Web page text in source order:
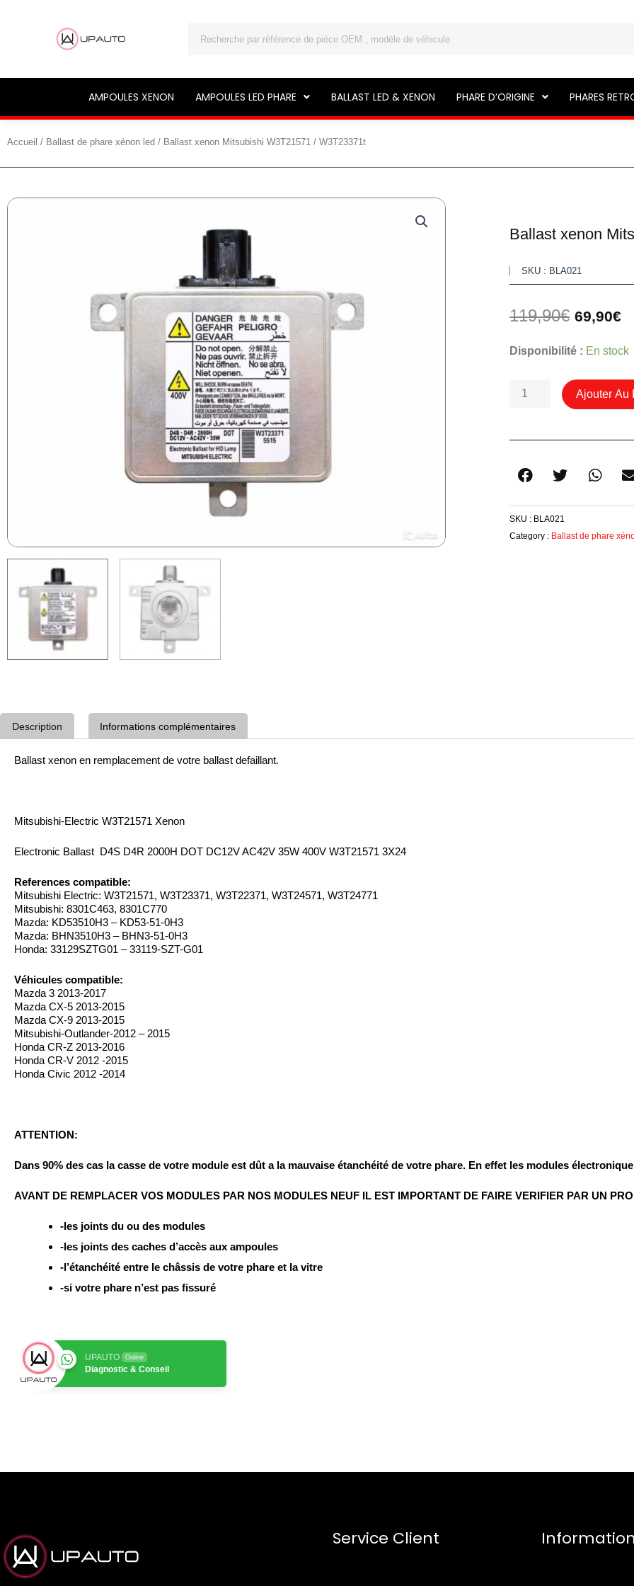
AMPOULES XENON AMPOULES LED PHARE BALLAST LED & XENON PHARE D’ORIGINE PHARES
Accueil / Ballast de phare xénon led / Ballast xenon Mitsubishi W3T21571 / W3T23371t
Ballast xenon
SKU : BLA021
119,90€ Le
initial
69,90€Le
Disponibilité : En stock
Quantité
Xenon
W3T23371t
Ajouter Au
SKU : BLA021
Category : Ballast de phare
Description Informations complémentaires
Ballast xenon en remplacement de votre ballast defaillant.
Mitsubishi-Electric W3T21571 Xenon
Electronic Ballast D4S D4R 2000H DOT DC12V AC42V 35W 400V W3T21571 3X24
References compatible:
Mitsubishi Electric: W3T21571, W3T23371, W3T22371, W3T24571, W3T24771
Mitsubishi: 8301C463, 8301C770
Mazda: KD53510H3 – KD53-51-0H3
Mazda: BHN3510H3 – BHN3-51-0H3
Honda: 33129SZTG01 – 33119-SZT-G01
Véhicules compatible:
Mazda 3 2013-2017
Mazda CX-5 2013-2015
Mazda CX-9 2013-2015
Mitsubishi-Outlander-2012 – 2015
Honda CR-Z 2013-2016
Honda CR-V 2012 -2015
Honda Civic 2012 -2014
ATTENTION:
Dans 90% des cas la casse de votre module est dût a la mauvaise étanchéité de votre phare. En effet les modules
AVANT DE REMPLACER VOS MODULES PAR NOS MODULES NEUF IL EST IMPORTANT DE FAIRE VERIFIER PAR UN
-les joints du ou des modules
-les joints des caches d’accès aux ampoules
-l’étanchéité entre le châssis de votre phare et la vitre
-si votre phare n’est pas fissuré
UPAUTO Online
Diagnostic & Conseil
Service Client Information